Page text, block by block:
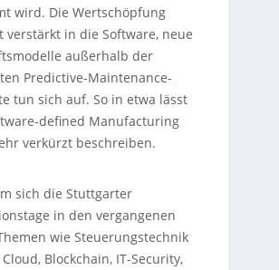
wird. Die Wertschöpfung
verstärkt in die Software, neue
außerhalb der
Predictive-Maintenance-
tun sich auf. So in etwa lässt
defined Manufacturing
verkürzt beschreiben.
sich die Stuttgarter
in den vergangenen
wie Steuerungstechnik
Blockchain, IT-Security,